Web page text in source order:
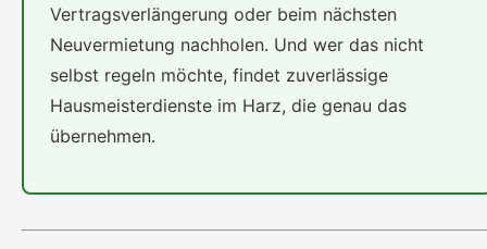
Vertragsverlängerung oder beim nächsten
Neuvermietung nachholen. Und wer das nicht
selbst regeln möchte, findet zuverlässige
Hausmeisterdienste im Harz, die genau das
übernehmen.